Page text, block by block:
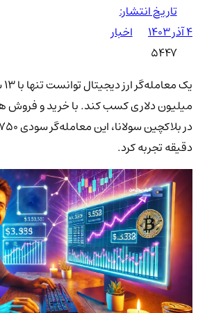
تاریخ انتشار:
۴ آذر ۱۴۰۳
اخبار
5447
دقیقه تجربه کرد.